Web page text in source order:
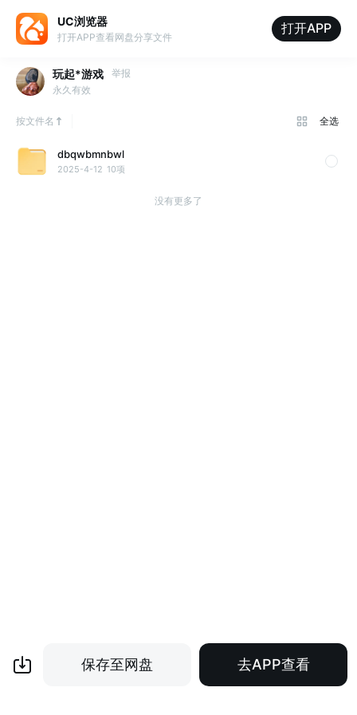
UC浏览器
打开APP查看网盘分享文件
打开APP
玩起*游戏
举报
永久有效
按文件名 全选
dbqwbmnbwl
2025-4-12 10项
没有更多了
保存至网盘 去APP查看